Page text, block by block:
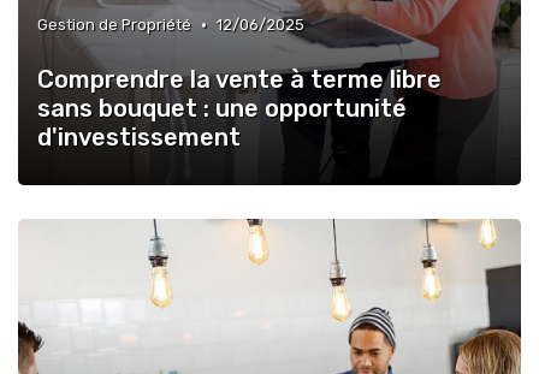
Gestion de Propriété • 12/06/2025
Comprendre la vente à terme libre
sans bouquet : une opportunité
d'investissement